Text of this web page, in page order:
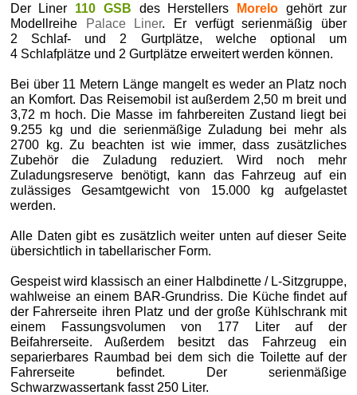
Der Liner 110 GSB des Herstellers Morelogehört zur
Modellreihe
Palace Liner. Er verfügt serienmäßig über
2 Schlaf- und 2 Gurtplätze, welche optional um
4 Schlafplätze und 2 Gurtplätze erweitert werden können.
Bei über 11 Metern Länge mangelt es weder an Platz noch
an Komfort. Das Reisemobil ist außerdem 2,50 m breit und
3,72 m hoch. Die Masse im fahrbereiten Zustand liegt bei
9.255 kg und die serienmäßige Zuladung bei mehr als
2700 kg. Zu beachten ist wie immer, dass zusätzliches
Zubehör die Zuladung reduziert. Wird noch mehr
Zuladungsreserve benötigt, kann das Fahrzeug auf ein
zulässiges Gesamtgewicht von 15.000 kg aufgelastet
werden.
Alle Daten gibt es zusätzlich weiter unten auf dieser Seite
übersichtlich in tabellarischer Form.
Gespeist wird klassisch an einer Halbdinette / L-Sitzgruppe,
wahlweise an einem BAR‑Grundriss. Die Küche findet auf
der Fahrerseite ihren Platz und der große Kühlschrank mit
einem Fassungsvolumen von 177 Liter auf der
Beifahrerseite. Außerdem besitzt das Fahrzeug ein
separierbares Raumbad bei dem sich die Toilette auf der
Fahrerseite befindet. Der serienmäßige
Schwarzwassertank fasst 250 Liter.